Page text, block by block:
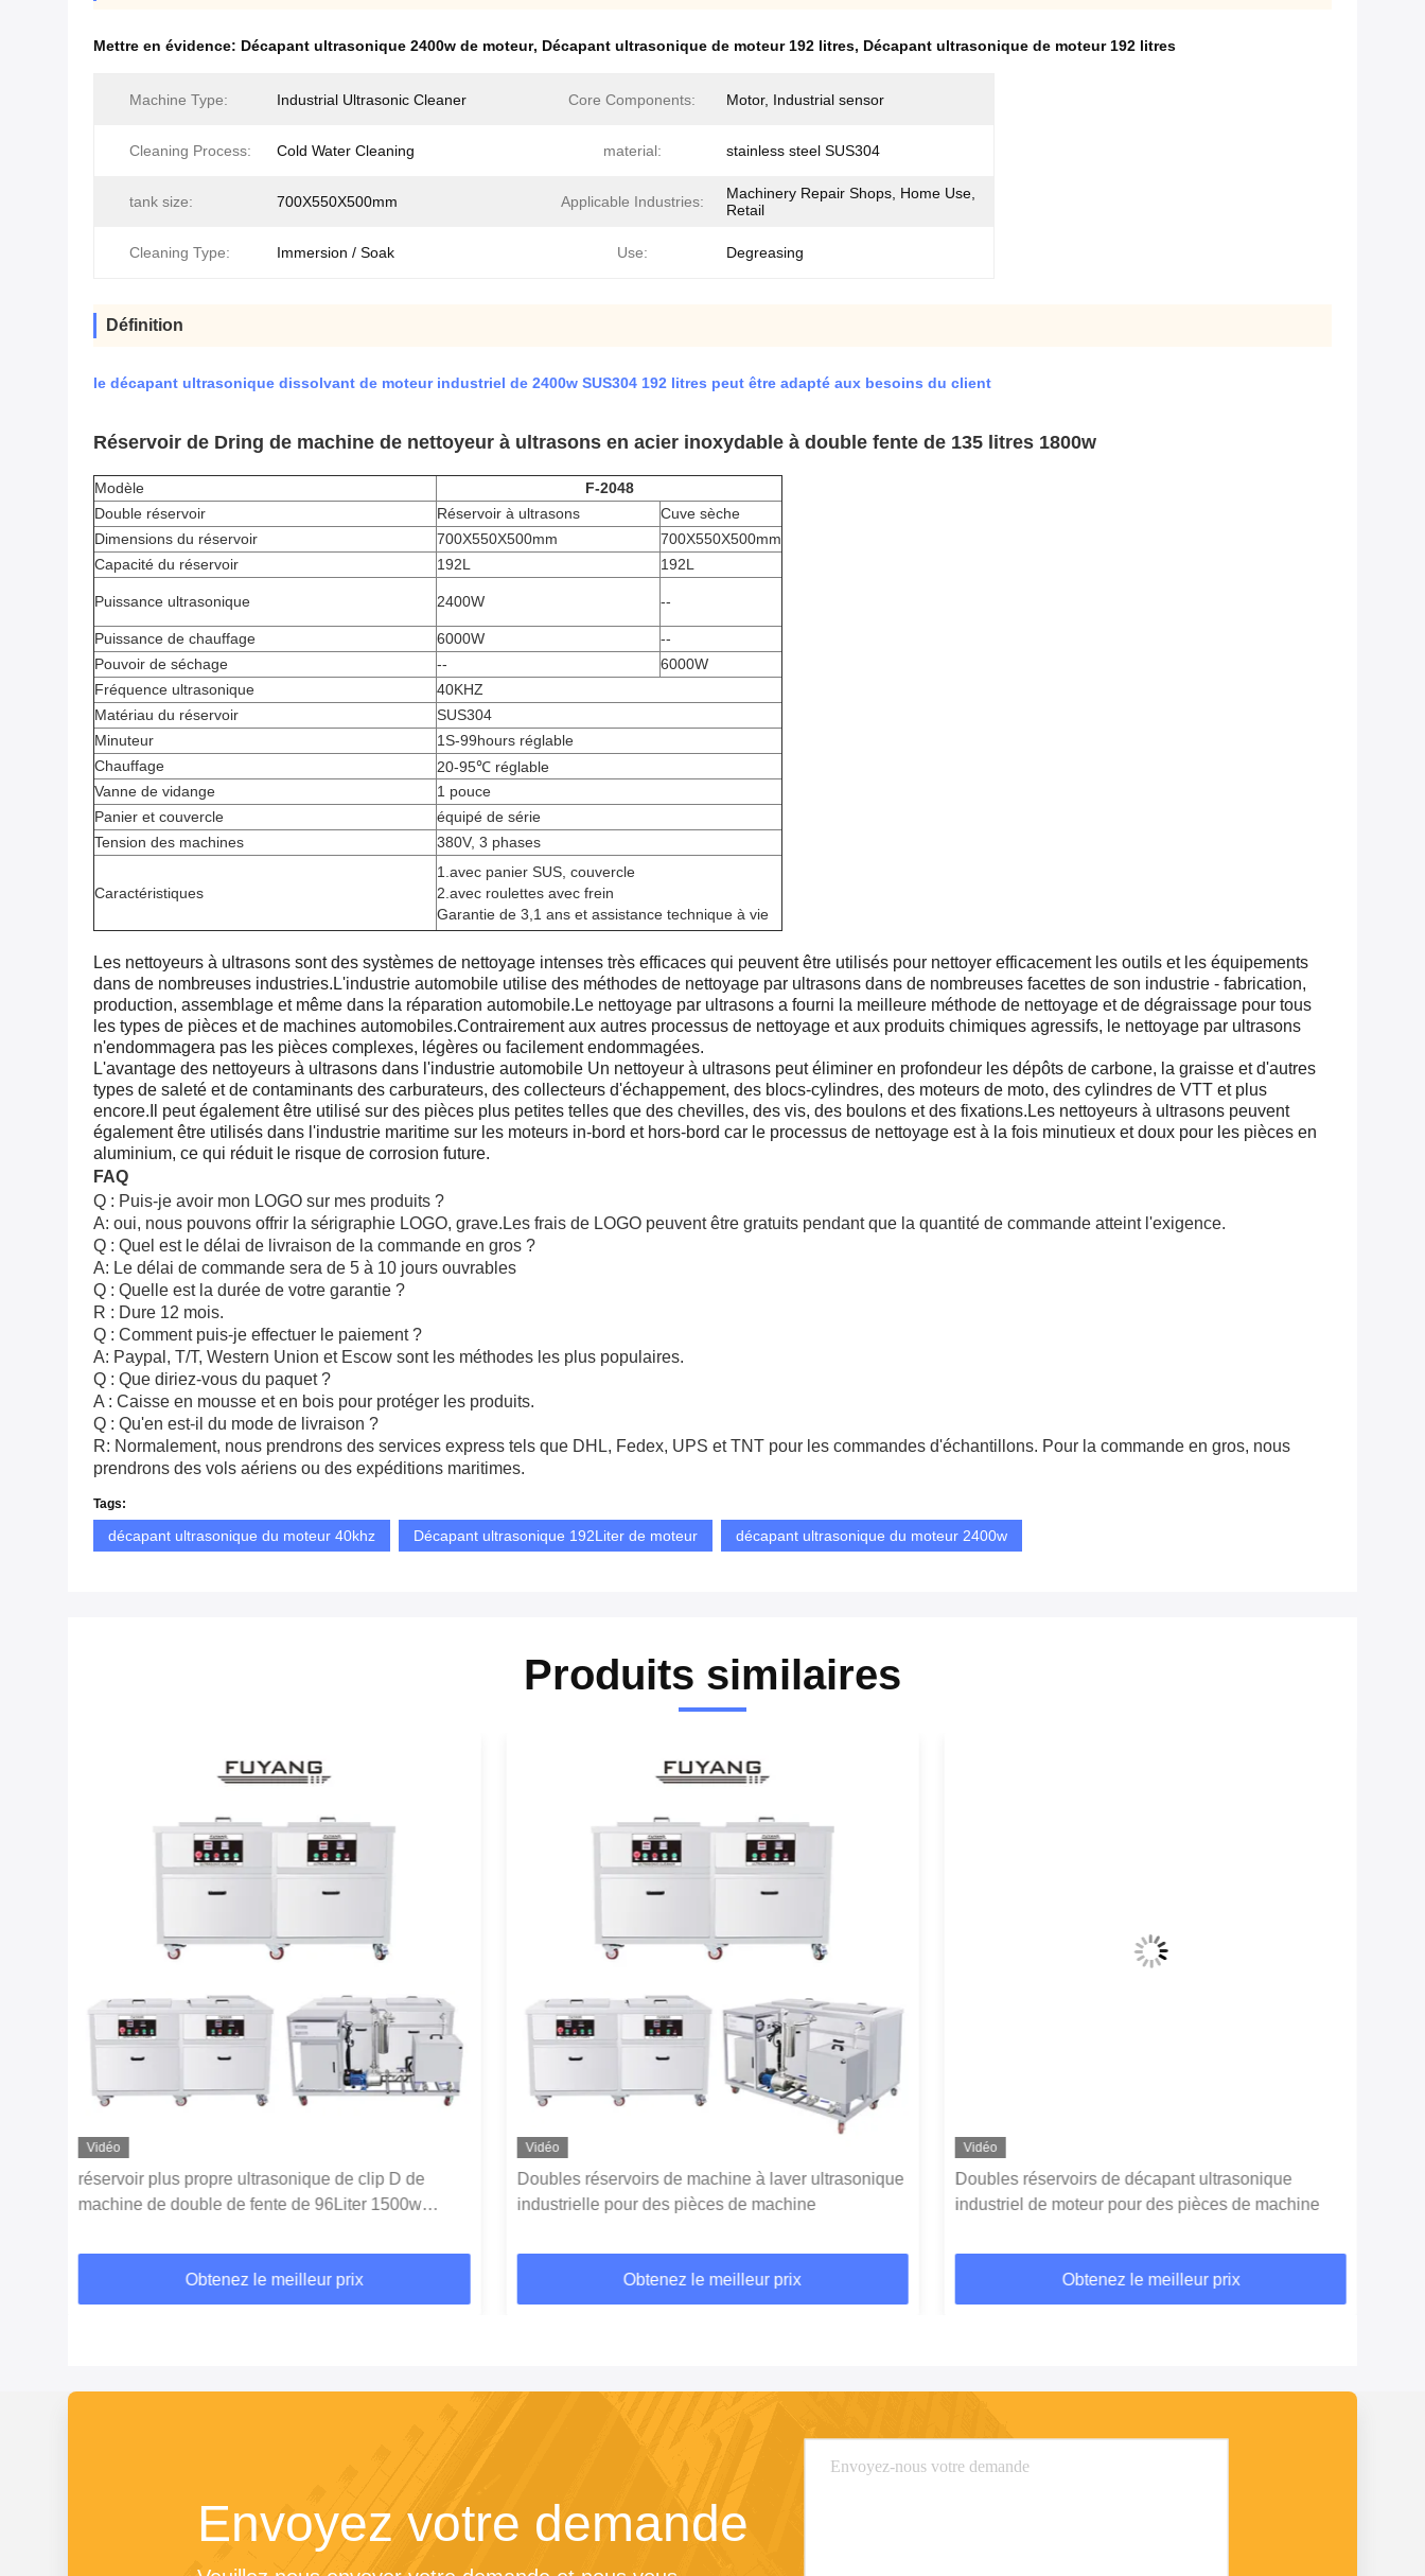
Mettre en évidence: Décapant ultrasonique 2400w de moteur, Décapant ultrasonique de moteur 192 litres, Décapant ultrasonique de moteur 192 litres
Machine Type: Industrial Ultrasonic Cleaner Core Components: Motor, Industrial sensor
Cleaning Process: Cold Water Cleaning material: stainless steel SUS304
tank size: 700X550X500mm Applicable Industries:
Machinery Repair Shops, Home Use,
Retail
Cleaning Type: Immersion / Soak Use: Degreasing
Définition
le décapant ultrasonique dissolvant de moteur industriel de 2400w SUS304 192 litres peut être adapté aux besoins du client
Réservoir de Dring de machine de nettoyeur à ultrasons en acier inoxydable à double fente de 135 litres 1800w
Modèle
F-2048
Double réservoir
Réservoir à ultrasons
Cuve sèche
Dimensions du réservoir
700X550X500mm
700X550X500mm
Capacité du réservoir
192L 192L
Puissance ultrasonique 2400W --
Puissance de chauffage 6000W
--
Pouvoir de séchage
--
6000W
Fréquence ultrasonique
40KHZ
Matériau du réservoir
SUS304
Minuteur
1S-99hours réglable
Chauffage
20-95℃ réglable
Vanne de vidange
1 pouce
Panier et couvercle
équipé de série
Tension des machines
380V, 3 phases
Caractéristiques
1.avec panier SUS, couvercle
2.avec roulettes avec frein
Garantie de 3,1 ans et assistance technique à vie
Les nettoyeurs à ultrasons sont des systèmes de nettoyage intenses très efficaces qui peuvent être utilisés pour nettoyer efficacement les outils et les équipements
dans de nombreuses industries.L'industrie automobile utilise des méthodes de nettoyage par ultrasons dans de nombreuses facettes de son industrie - fabrication,
production, assemblage et même dans la réparation automobile.Le nettoyage par ultrasons a fourni la meilleure méthode de nettoyage et de dégraissage pour tous
les types de pièces et de machines automobiles.Contrairement aux autres processus de nettoyage et aux produits chimiques agressifs, le nettoyage par ultrasons
n'endommagera pas les pièces complexes, légères ou facilement endommagées.
L'avantage des nettoyeurs à ultrasons dans l'industrie automobile Un nettoyeur à ultrasons peut éliminer en profondeur les dépôts de carbone, la graisse et d'autres
types de saleté et de contaminants des carburateurs, des collecteurs d'échappement, des blocs-cylindres, des moteurs de moto, des cylindres de VTT et plus
encore.Il peut également être utilisé sur des pièces plus petites telles que des chevilles, des vis, des boulons et des fixations.Les nettoyeurs à ultrasons peuvent
également être utilisés dans l'industrie maritime sur les moteurs in-bord et hors-bord car le processus de nettoyage est à la fois minutieux et doux pour les pièces en
aluminium, ce qui réduit le risque de corrosion future.
FAQ
Q : Puis-je avoir mon LOGO sur mes produits ?
A: oui, nous pouvons offrir la sérigraphie LOGO, grave.Les frais de LOGO peuvent être gratuits pendant que la quantité de commande atteint l'exigence.
Q : Quel est le délai de livraison de la commande en gros ?
A: Le délai de commande sera de 5 à 10 jours ouvrables
Q : Quelle est la durée de votre garantie ?
R : Dure 12 mois.
Q : Comment puis-je effectuer le paiement ?
A: Paypal, T/T, Western Union et Escow sont les méthodes les plus populaires.
Q : Que diriez-vous du paquet ?
A : Caisse en mousse et en bois pour protéger les produits.
Q : Qu'en est-il du mode de livraison ?
R: Normalement, nous prendrons des services express tels que DHL, Fedex, UPS et TNT pour les commandes d'échantillons. Pour la commande en gros, nous
prendrons des vols aériens ou des expéditions maritimes.
Tags:
décapant ultrasonique du moteur 40khz Décapant ultrasonique 192Liter de moteur décapant ultrasonique du moteur 2400w
Produits similaires
Vidéo
réservoir plus propre ultrasonique de clip D de
machine de double de fente de 96Liter 1500w
Obtenez le meilleur prix
Vidéo
Doubles réservoirs de machine à laver ultrasonique
industrielle pour des pièces de machine
Obtenez le meilleur prix
Vidéo
Doubles réservoirs de décapant ultrasonique
industriel de moteur pour des pièces de machine
Obtenez le meilleur prix
Envoyez votre demande